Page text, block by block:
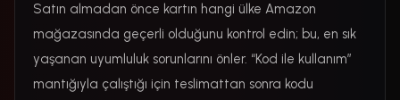
Satın almadan önce kartın hangi ülke Amazon
mağazasında geçerli olduğunu kontrol edin; bu, en sık
yaşanan uyumluluk sorunlarını önler. “Kod ile kullanım”
mantığıyla çalıştığı için teslimattan sonra kodu